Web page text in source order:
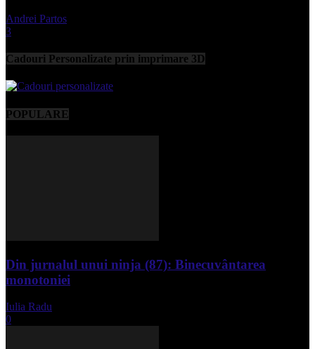
Andrei Partos
3
Cadouri Personalizate prin imprimare 3D
POPULARE
Din jurnalul unui ninja (87): Binecuvântarea
monotoniei
Iulia Radu
0